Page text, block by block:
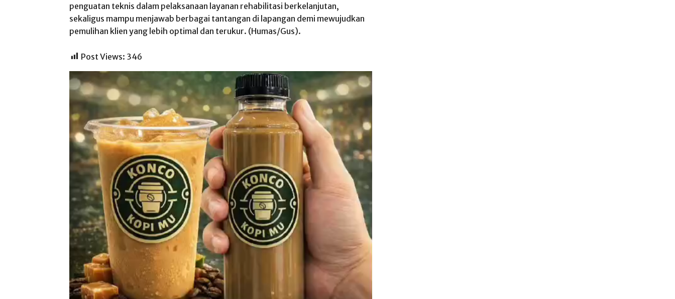
penguatan teknis dalam pelaksanaan layanan rehabilitasi berkelanjutan,
sekaligus mampu menjawab berbagai tantangan di lapangan demi mewujudkan
pemulihan klien yang lebih optimal dan terukur. (Humas/Gus).
Post Views: 346